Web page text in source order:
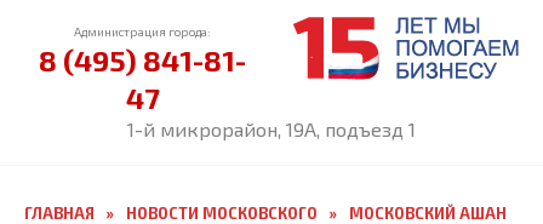
Администрация города:
8 (495) 841-81-
47
1-й микрорайон, 19А, подъезд 1
ГЛАВНАЯ » НОВОСТИ МОСКОВСКОГО »
МОСКОВСКИЙ АШАН